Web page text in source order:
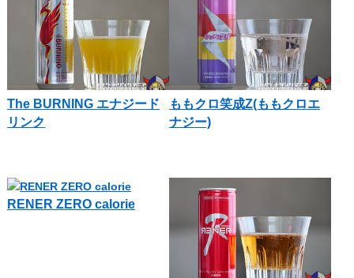
The BURNING エナジード
リンク
ももクロ笑成Z(ももクロエ
ナジー)
RENER ZERO calorie